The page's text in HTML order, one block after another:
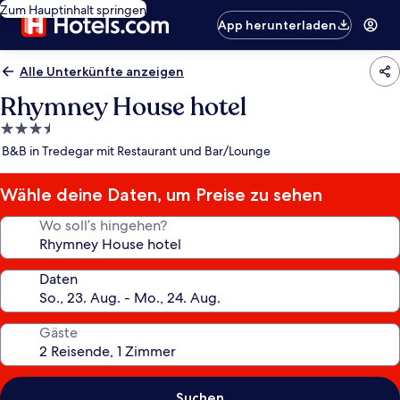
Zum Hauptinhalt springen
App herunterladen
Alle Unterkünfte anzeigen
Rhymney House hotel
3.5-
Sterne-
B&B in Tredegar mit Restaurant und Bar/Lounge
Wähle deine Daten, um Preise zu sehen
Wo soll’s hingehen?
Daten
Gäste